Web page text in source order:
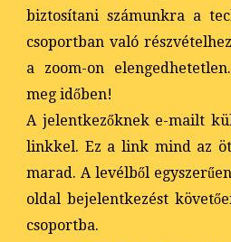
biztosítani számunkra a
csoportban való
a zoom-on
meg időben!
A jelentkezőknek e-mailt
linkkel. Ez a link mind az
marad. A levélből
oldal bejelentkezést
csoportba.